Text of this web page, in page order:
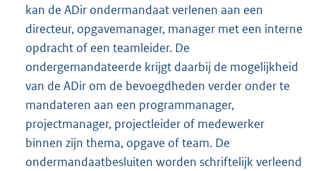
kan de ADir ondermandaat verlenen aan een
directeur, opgavemanager, manager met een interne
opdracht of een teamleider. De
ondergemandateerde krijgt daarbij de mogelijkheid
van de ADir om de bevoegdheden verder onder te
mandateren aan een programmanager,
projectmanager, projectleider of medewerker
binnen zijn thema, opgave of team. De
ondermandaatbesluiten worden schriftelijk verleend